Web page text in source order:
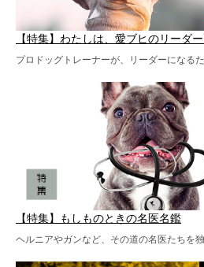
【特集】わたしは、愛ブヒのリーダー
プロドッグトレーナーが、リーダーになる
【特集】もしものときの名医名鑑
ヘルニアやガンなど、その道の名医たちを